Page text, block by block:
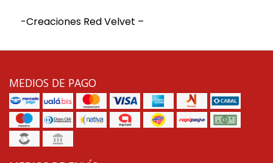
-Creaciones Red Velvet –
MEDIOS DE PAGO